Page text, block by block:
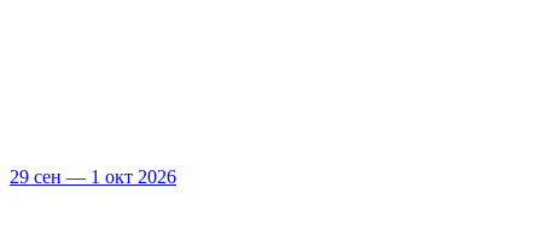
29 сен — 1 окт 2026